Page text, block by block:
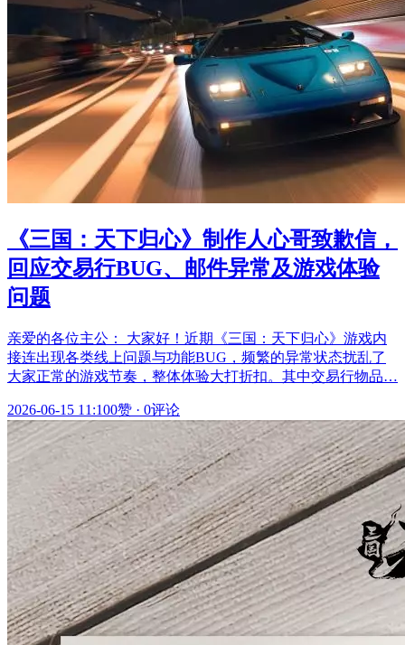
《三国：天下归心》制作人心哥致歉信，
回应交易行BUG、邮件异常及游戏体验
问题
亲爱的各位主公： 大家好！近期《三国：天下归心》游戏内
接连出现各类线上问题与功能BUG，频繁的异常状态扰乱了
大家正常的游戏节奏，整体体验大打折扣。其中交易行物品…
2026-06-15 11:100赞 · 0评论